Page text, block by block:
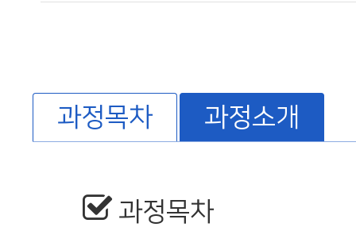
과정목차 과정소개
과정목차